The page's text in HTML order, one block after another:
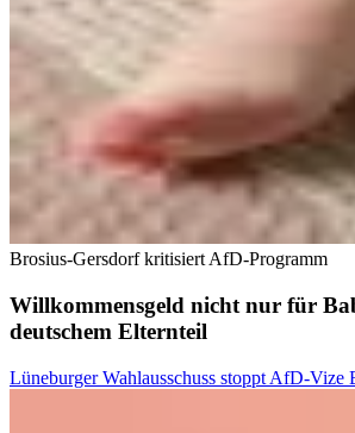
Brosius-Gersdorf kritisiert AfD-Programm
Willkommensgeld nicht nur für
deutschem Elternteil
Lüneburger Wahlausschuss stoppt AfD-Vize